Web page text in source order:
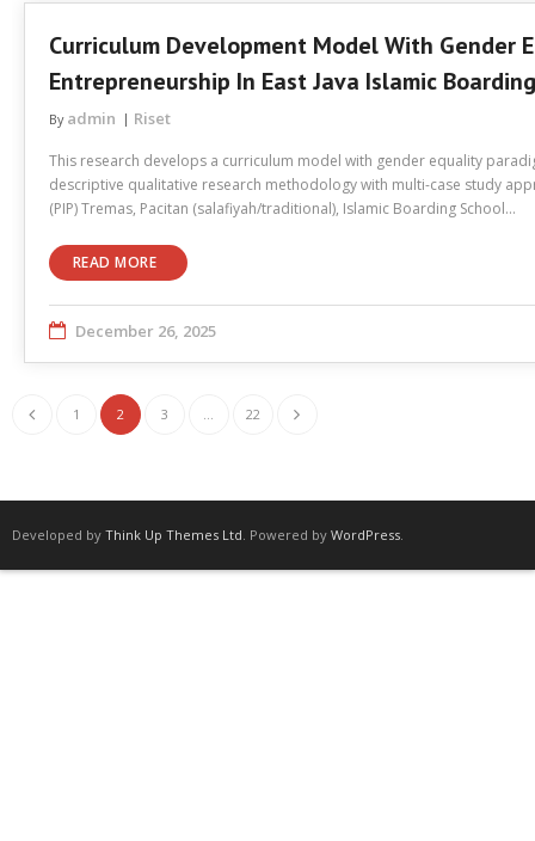
Curriculum Development Model With Gender
Entrepreneurship In East Java Islamic
By admin Riset
This research develops a curriculum model with gender equality
descriptive qualitative research methodology with multi-case study
(PIP) Tremas, Pacitan (salafiyah/traditional), Islamic Boarding School…
READ MORE
December 26, 2025
1 2 3 … 22
Developed by Think Up Themes Ltd. Powered by WordPress.